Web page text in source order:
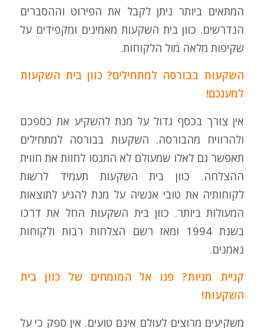
המתאים ביותר ניתן לקבל את הפירוט וההסברים
הנדרשים. כוון בית השקעות מאמינים ומקפידים על
שקיפות מלאה מול הלקוחות.
השקעות בבורסה למתחילים? כוון בית השקעות
למענכם!
אין צורך בכסף גדול על מנת להשקיע את כספכם
ולהרוויח מהבורסה. השקעות בבורסה למתחילים
תאפשר גם לאלו שמעולם לא התנסו לחוות את חווית
ההצלחה. כוון בית השקעות תעמיד לרשות
לקוחותיה את טובי אנשיה על מנת להגיע לתוצאות
המעולות ביותר. כוון בית השקעות החל את דרכו
בשנת 1994 ומאז רשם הצלחות רבות ולקוחות
נאמנים.
קניית מניות? פנו אל המומחים של כוון בית
השקעות!
משקיעים מרוצים לעולם אינם טועים. אין ספק כי על